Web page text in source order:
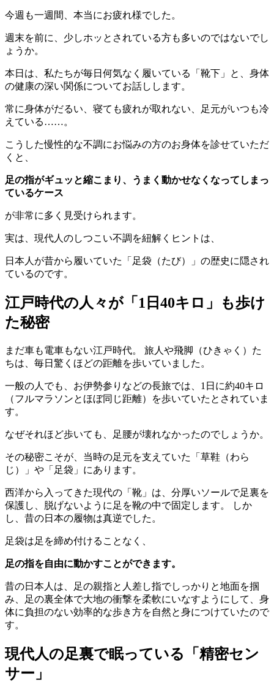
今週も一週間、本当にお疲れ様でした。
週末を前に、少しホッとされている方も多いのではないでし
ょうか。
本日は、私たちが毎日何気なく履いている「靴下」と、身体
の健康の深い関係についてお話しします。
常に身体がだるい、寝ても疲れが取れない、足元がいつも冷
えている……。
こうした慢性的な不調にお悩みの方のお身体を診せていただ
くと、
足の指がギュッと縮こまり、うまく動かせなくなってしまっ
ているケース
が非常に多く見受けられます。
実は、現代人のしつこい不調を紐解くヒントは、
日本人が昔から履いていた「足袋（たび）」の歴史に隠され
ているのです。
江戸時代の人々が「1日40キロ」も歩け
た秘密
まだ車も電車もない江戸時代。 旅人や飛脚（ひきゃく）た
ちは、毎日驚くほどの距離を歩いていました。
一般の人でも、お伊勢参りなどの長旅では、1日に約40キロ
（フルマラソンとほぼ同じ距離）を歩いていたとされていま
す。
なぜそれほど歩いても、足腰が壊れなかったのでしょうか。
その秘密こそが、当時の足元を支えていた「草鞋（わら
じ）」や「足袋」にあります。
西洋から入ってきた現代の「靴」は、分厚いソールで足裏を
保護し、脱げないように足を靴の中で固定します。 しか
し、昔の日本の履物は真逆でした。
足袋は足を締め付けることなく、
足の指を自由に動かすことができます。
昔の日本人は、足の親指と人差し指でしっかりと地面を掴
み、足の裏全体で大地の衝撃を柔軟にいなすようにして、身
体に負担のない効率的な歩き方を自然と身につけていたので
す。
現代人の足裏で眠っている「精密セン
サー」